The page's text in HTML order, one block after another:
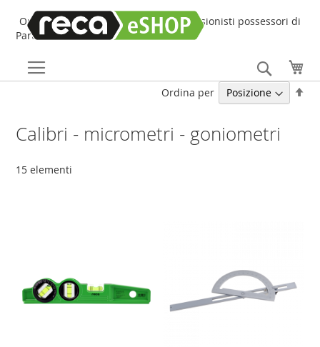
Online Shop online dedicato ai professionisti possessori di
Partita IVA!
Search
Calibri - micrometri - goniometri
15 elementi
Ordina per